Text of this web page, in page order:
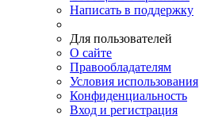
Написать в поддержку
Для пользователей
О сайте
Правообладателям
Условия использования
Конфиденциальность
Вход и регистрация